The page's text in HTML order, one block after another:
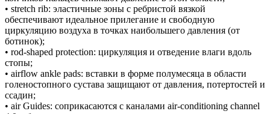
• stretch rib: эластичные зоны с ребристой вязкой
обеспечивают идеальное прилегание и свободную
циркуляцию воздуха в точках наибольшего давления (от
ботинок);
• rod-shaped protection: циркуляция и отведение влаги вдоль
стопы;
• airflow ankle pads: вставки в форме полумесяца в области
голеностопного сустава защищают от давления, потертостей и
ссадин;
• air Guides: соприкасаются с каналами air-conditioning channel